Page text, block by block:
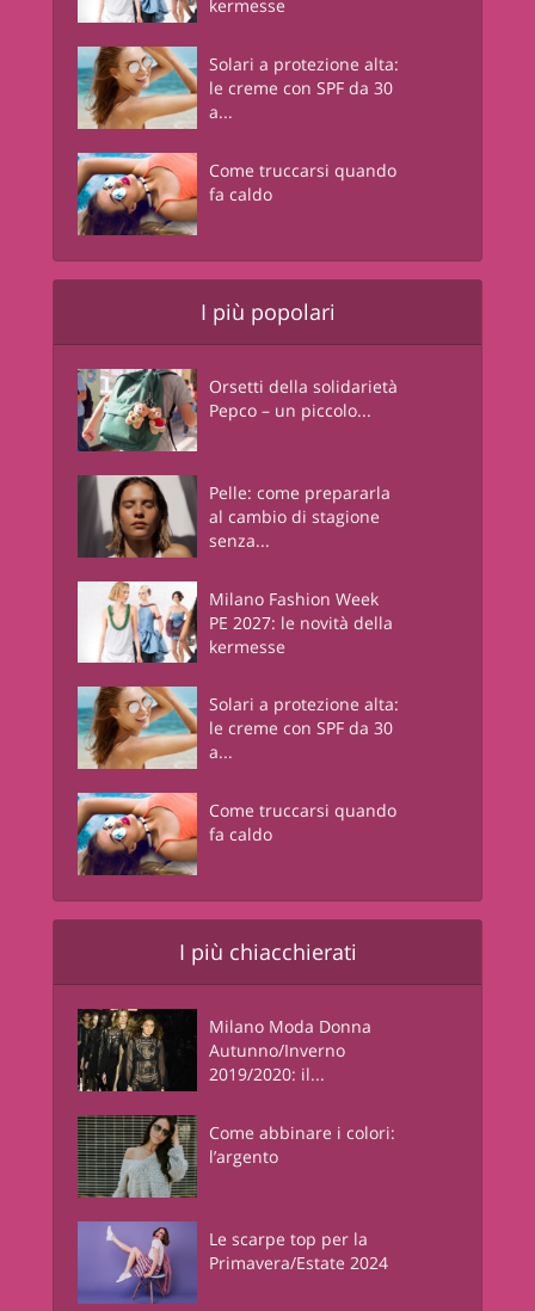
kermesse
Solari a protezione alta:
le creme con SPF da 30
a...
Come truccarsi quando
fa caldo
I più popolari
Orsetti della solidarietà
Pepco – un piccolo...
Pelle: come prepararla
al cambio di stagione
senza...
Milano Fashion Week
PE 2027: le novità della
kermesse
Solari a protezione alta:
le creme con SPF da 30
a...
Come truccarsi quando
fa caldo
I più chiacchierati
Milano Moda Donna
Autunno/Inverno
2019/2020: il...
Come abbinare i colori:
l’argento
Le scarpe top per la
Primavera/Estate 2024